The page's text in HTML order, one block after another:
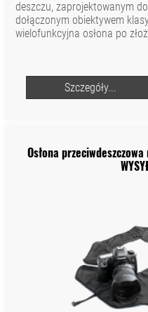
deszczu, zaprojektowanym
dołączonym obiektywem
wielofunkcyjna osłona po
Szczegóły...
Osłona